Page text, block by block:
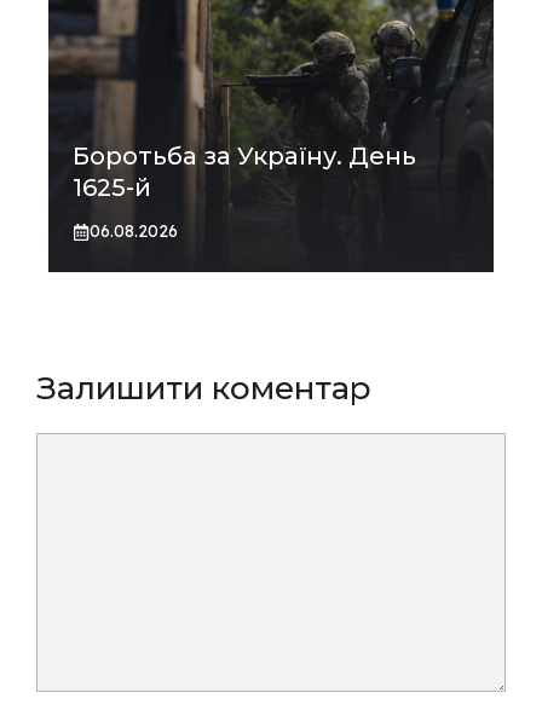
Боротьба за Україну. День
1625-й
06.08.2026
Залишити коментар